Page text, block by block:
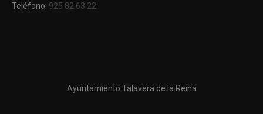
Teléfono: 925 82 63 22
Ayuntamiento Talavera de la Reina